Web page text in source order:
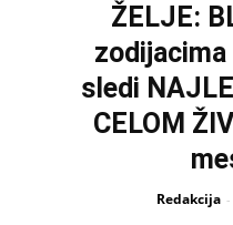
ŽELJE:
sledi
CELOM
Redakcija -